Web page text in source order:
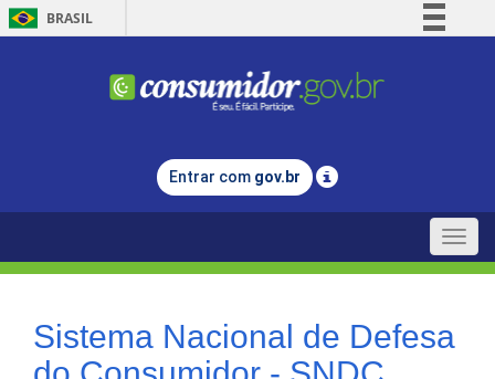
BRASIL
Comunica BR
Legislação
Entrar com gov.br
Toggle
Sistema Nacional de Defesa